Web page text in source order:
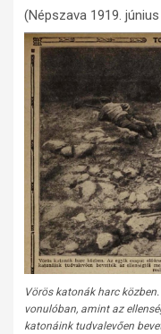
(Népszava 1919. június
Vörös katonák harc
vonulóban, amint az
katonáink tudvalevően